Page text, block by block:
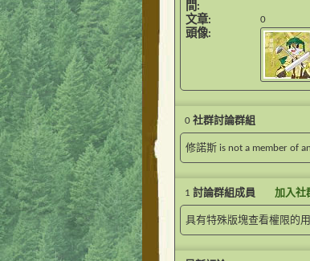
間
文章 0
頭像
0 社群討論群組
修諾斯 is not a member of
加入社
1 討論群組成員
具有特殊版塊查看權限的